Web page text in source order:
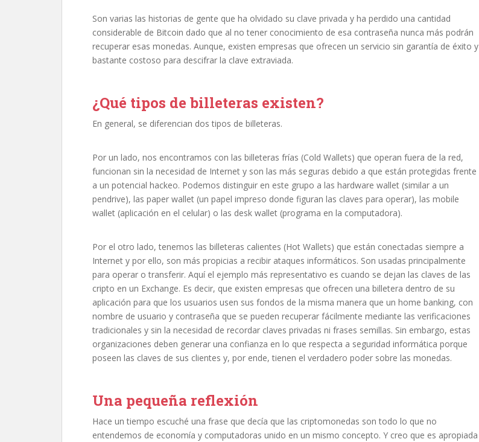
Son varias las historias de gente que ha olvidado su clave privada y ha perdido una cantidad
considerable de Bitcoin dado que al no tener conocimiento de esa contraseña nunca más podrán
recuperar esas monedas. Aunque, existen empresas que ofrecen un servicio sin garantía de éxito y
bastante costoso para descifrar la clave extraviada.
¿Qué tipos de billeteras existen?
En general, se diferencian dos tipos de billeteras.
Por un lado, nos encontramos con las billeteras frías (Cold Wallets) que operan fuera de la red,
funcionan sin la necesidad de Internet y son las más seguras debido a que están protegidas frente
a un potencial hackeo. Podemos distinguir en este grupo a las hardware wallet (similar a un
pendrive), las paper wallet (un papel impreso donde figuran las claves para operar), las mobile
wallet (aplicación en el celular) o las desk wallet (programa en la computadora).
Por el otro lado, tenemos las billeteras calientes (Hot Wallets) que están conectadas siempre a
Internet y por ello, son más propicias a recibir ataques informáticos. Son usadas principalmente
para operar o transferir. Aquí el ejemplo más representativo es cuando se dejan las claves de las
cripto en un Exchange. Es decir, que existen empresas que ofrecen una billetera dentro de su
aplicación para que los usuarios usen sus fondos de la misma manera que un home banking, con
nombre de usuario y contraseña que se pueden recuperar fácilmente mediante las verificaciones
tradicionales y sin la necesidad de recordar claves privadas ni frases semillas. Sin embargo, estas
organizaciones deben generar una confianza en lo que respecta a seguridad informática porque
poseen las claves de sus clientes y, por ende, tienen el verdadero poder sobre las monedas.
Una pequeña reflexión
Hace un tiempo escuché una frase que decía que las criptomonedas son todo lo que no
entendemos de economía y computadoras unido en un mismo concepto. Y creo que es apropiada